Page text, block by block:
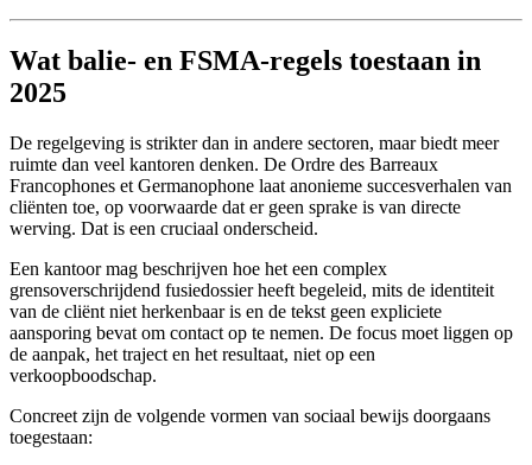
Wat balie- en FSMA-regels toestaan in
2025
De regelgeving is strikter dan in andere sectoren, maar biedt meer
ruimte dan veel kantoren denken. De Ordre des Barreaux
Francophones et Germanophone laat anonieme succesverhalen van
cliënten toe, op voorwaarde dat er geen sprake is van directe
werving. Dat is een cruciaal onderscheid.
Een kantoor mag beschrijven hoe het een complex
grensoverschrijdend fusiedossier heeft begeleid, mits de identiteit
van de cliënt niet herkenbaar is en de tekst geen expliciete
aansporing bevat om contact op te nemen. De focus moet liggen op
de aanpak, het traject en het resultaat, niet op een
verkoopboodschap.
Concreet zijn de volgende vormen van sociaal bewijs doorgaans
toegestaan: